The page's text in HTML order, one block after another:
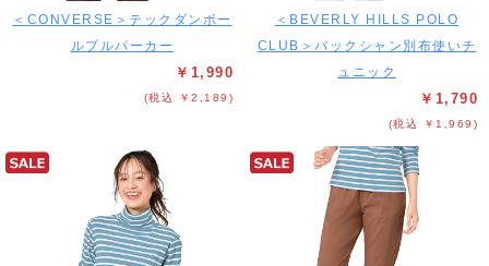
＜CONVERSE＞テックダンボー
ルプルパーカー
￥1,990
(税込 ￥2,189)
＜BEVERLY HILLS POLO
CLUB＞バックシャン別布使いチ
ュニック
￥1,790
(税込 ￥1,969)